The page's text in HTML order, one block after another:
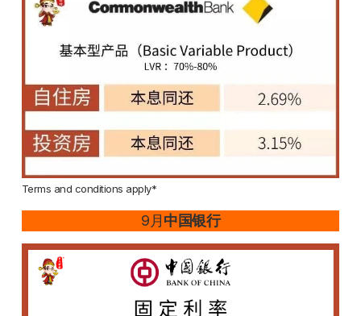
Terms and conditions apply*
9月中国银行